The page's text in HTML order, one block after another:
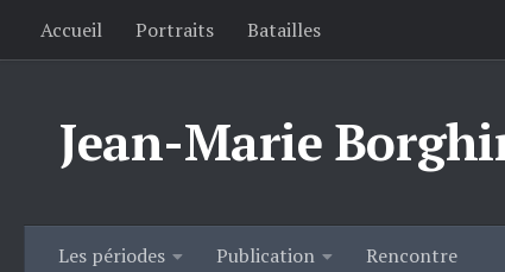
Skip to content
Accueil Portraits Batailles
Jean-Marie
Les périodes Publication Rencontre